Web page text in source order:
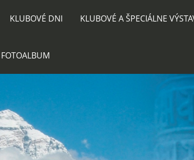
KLUBOVÉ DNI KLUBOVÉ A ŠPECIÁLNE
FOTOALBUM